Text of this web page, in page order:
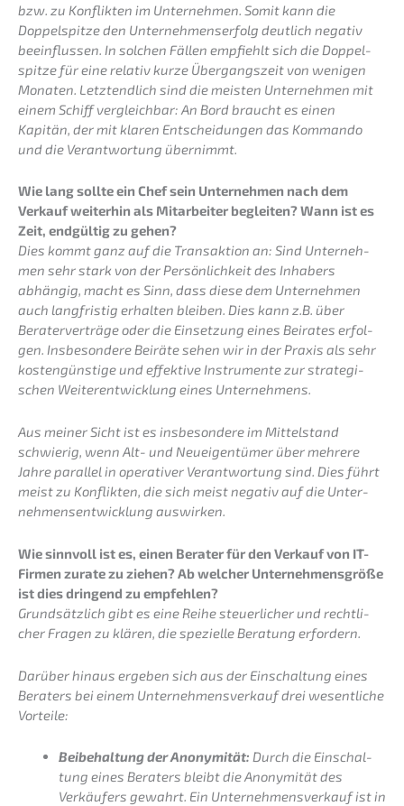
bzw. zu Konflik­ten im Unter­neh­men. Somit kann die
Doppel­spit­ze den Unter­neh­mens­er­folg deutlich negativ
beein­flus­sen. In solchen Fällen empfiehlt sich die Doppel­
spit­ze für eine relativ kurze Übergangs­zeit von wenigen
Monaten. Letzt­end­lich sind die meisten Unter­neh­men mit
einem Schiff vergleich­bar: An Bord braucht es einen
Kapitän, der mit klaren Entschei­dun­gen das Komman­do
und die Verant­wor­tung übernimmt.
Wie lang sollte ein Chef sein Unter­neh­men nach dem
Verkauf weiter­hin als Mitar­bei­ter beglei­ten? Wann ist es
Zeit, endgül­tig zu gehen?
Dies kommt ganz auf die Trans­ak­ti­on an: Sind Unter­neh­
men sehr stark von der Persön­lich­keit des Inhabers
abhän­gig, macht es Sinn, dass diese dem Unter­neh­men
auch langfris­tig erhal­ten bleiben. Dies kann z.B. über
Berater­ver­trä­ge oder die Einset­zung eines Beira­tes erfol­
gen. Insbe­son­de­re Beirä­te sehen wir in der Praxis als sehr
kosten­güns­ti­ge und effek­ti­ve Instru­men­te zur strate­gi­
schen Weiter­ent­wick­lung eines Unternehmens.
Aus meiner Sicht ist es insbe­son­de­re im Mittel­stand
schwie­rig, wenn Alt- und Neuei­gen­tü­mer über mehre­re
Jahre paral­lel in opera­ti­ver Verant­wor­tung sind. Dies führt
meist zu Konflik­ten, die sich meist negativ auf die Unter­
neh­mens­ent­wick­lung auswirken.
Wie sinnvoll ist es, einen Berater für den Verkauf von IT-
Firmen zurate zu ziehen? Ab welcher Unter­neh­mens­grö­ße
ist dies dringend zu empfehlen?
Grund­sätz­lich gibt es eine Reihe steuer­li­cher und recht­li­
cher Fragen zu klären, die spezi­el­le Beratung erfordern.
Darüber hinaus ergeben sich aus der Einschal­tung eines
Beraters bei einem Unter­nehmens­verkauf drei wesent­li­che
Vorteile:
Beibe­hal­tung der Anony­mi­tät: Durch die Einschal­
tung eines Beraters bleibt die Anony­mi­tät des
Verkäu­fers gewahrt. Ein Unter­nehmens­verkauf ist in